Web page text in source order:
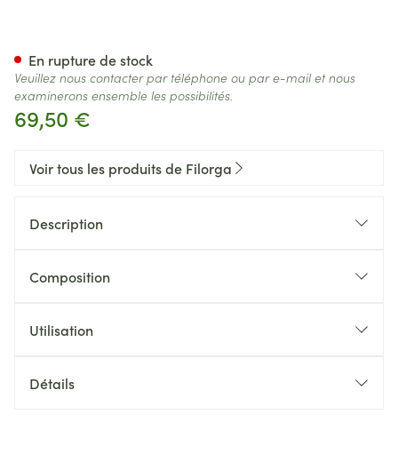
69,50 €
En rupture de stock
Veuillez nous contacter par téléphone ou par e-mail et nous
examinerons ensemble les possibilités.
Voir tous les produits de Filorga
Description
Composition
Utilisation
Détails